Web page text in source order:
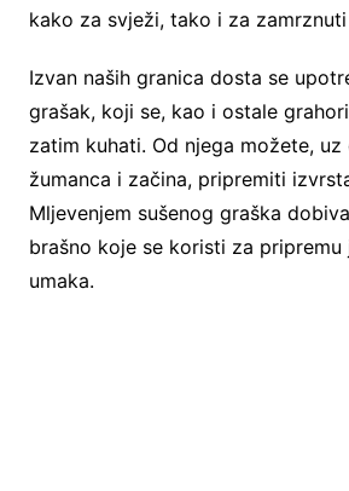
kako za svježi, tako i za
Izvan naših granica dosta se
grašak, koji se, kao i ostale
zatim kuhati. Od njega možete,
žumanca i začina, pripremiti
Mljevenjem sušenog graška
brašno koje se koristi za pripremu
umaka.